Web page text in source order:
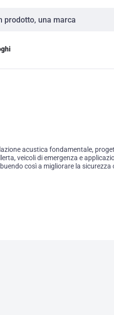
acustica fondamentale,
veicoli di emergenza e
così a migliorare la